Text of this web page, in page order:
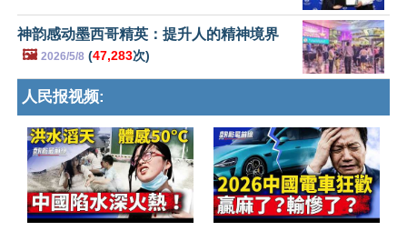
神韵感动墨西哥精英：提升人的精神境界
🖼️ 2026/5/8 (47,283次)
人民报视频: